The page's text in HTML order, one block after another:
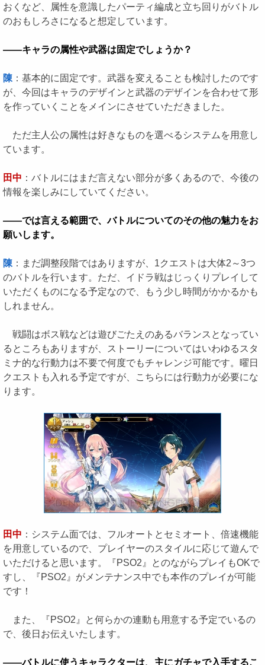
おくなど、属性を意識したパーティ編成と立ち回りがバトル
のおもしろさになると想定しています。
――キャラの属性や武器は固定でしょうか？
陳 ：基本的に固定です。武器を変えることも検討したのです
が、今回はキャラのデザインと武器のデザインを合わせて形
を作っていくことをメインにさせていただきました。
ただ主人公の属性は好きなものを選べるシステムを用意し
ています。
田中 ：バトルにはまだ言えない部分が多くあるので、今後の
情報を楽しみにしていてください。
――では言える範囲で、バトルについてのその他の魅力をお
願いします。
陳 ：まだ調整段階ではありますが、1クエストは大体2～3つ
のバトルを行います。ただ、イドラ戦はじっくりプレイして
いただくものになる予定なので、もう少し時間がかかるかも
しれません。
戦闘はボス戦などは遊びごたえのあるバランスとなってい
るところもありますが、ストーリーについてはいわゆるスタ
ミナ的な行動力は不要で何度でもチャレンジ可能です。曜日
クエストも入れる予定ですが、こちらには行動力が必要にな
ります。
田中 ：システム面では、フルオートとセミオート、倍速機能
を用意しているので、プレイヤーのスタイルに応じて遊んで
いただけると思います。『PSO2』とのながらプレイもOKで
すし、『PSO2』がメンテナンス中でも本作のプレイが可能
です！
また、『PSO2』と何らかの連動も用意する予定でいるの
で、後日お伝えいたします。
――バトルに使うキャラクターは、主にガチャで入手するこ